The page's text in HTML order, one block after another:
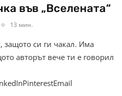
във „Вселената“
13 мин.
си ги чакал. Има
авторът вече ти е говорил